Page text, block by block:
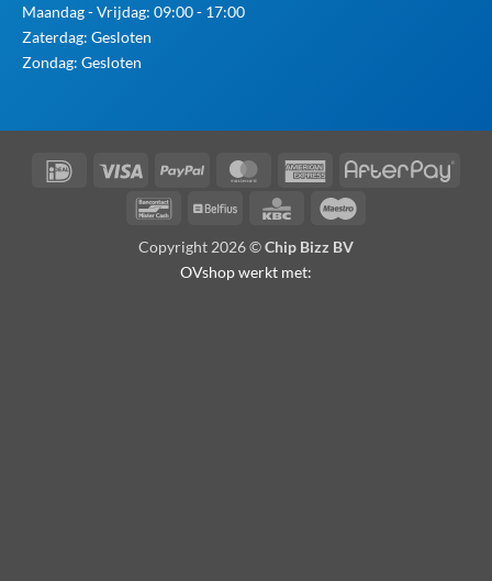
Maandag - Vrijdag: 09:00 - 17:00
Zaterdag: Gesloten
Zondag: Gesloten
IDeal Visa PayPal MasterCardAmerican
Express
BancontactBelfius KBC
Copyright 2026 ©Chip Bizz BV
OVshop werkt met: